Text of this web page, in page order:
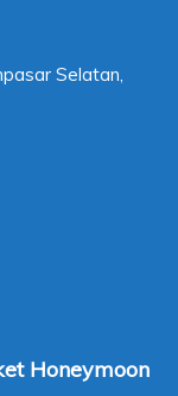
Selatan,
Honeymoon